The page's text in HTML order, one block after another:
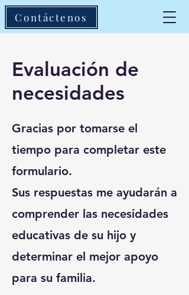
Contáctenos
Evaluación de
necesidades
Gracias por tomarse el
tiempo para completar este
formulario.
Sus respuestas me ayudarán a
comprender las necesidades
educativas de su hijo y
determinar el mejor apoyo
para su familia.